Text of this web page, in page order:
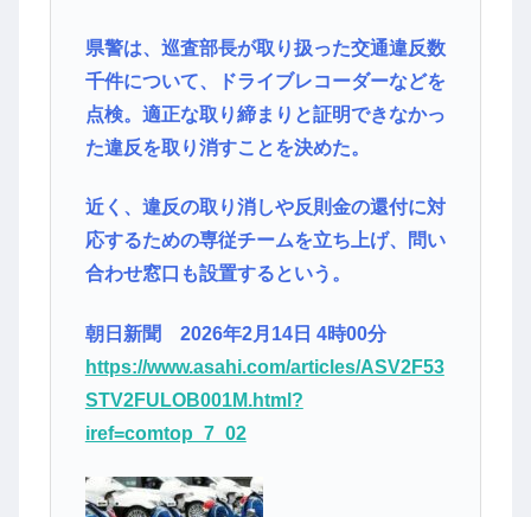
県警は、巡査部長が取り扱った交通違反数
千件について、ドライブレコーダーなどを
点検。適正な取り締まりと証明できなかっ
た違反を取り消すことを決めた。
近く、違反の取り消しや反則金の還付に対
応するための専従チームを立ち上げ、問い
合わせ窓口も設置するという。
朝日新聞 2026年2月14日 4時00分
https://www.asahi.com/articles/ASV2F53
STV2FULOB001M.html?
iref=comtop_7_02